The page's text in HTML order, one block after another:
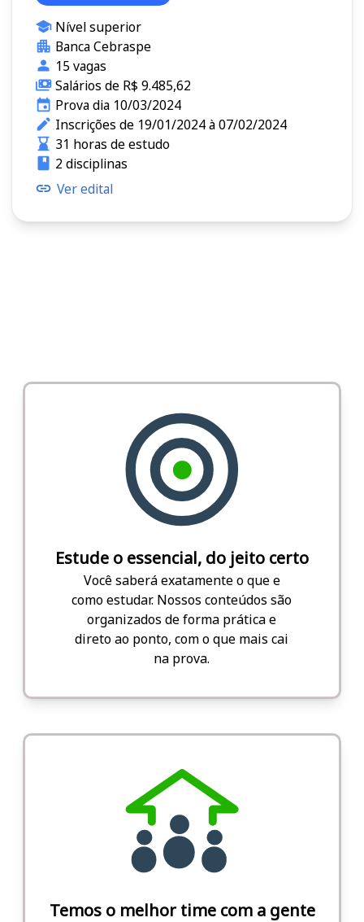
Nível superior
Banca Cebraspe
15 vagas
Salários de R$ 9.485,62
Prova dia 10/03/2024
Inscrições de 19/01/2024 à 07/02/2024
31 horas de estudo
2 disciplinas
Ver edital
Estude o essencial, do jeito certo
Você saberá exatamente o que e
como estudar. Nossos conteúdos são
organizados de forma prática e
direto ao ponto, com o que mais cai
na prova.
Temos o melhor time com a gente